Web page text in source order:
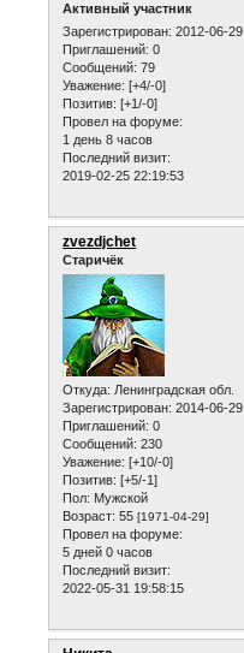
Активный участник
Зарегистрирован: 2012-06-29
Приглашений: 0
Сообщений: 79
Уважение: [+4/-0]
Позитив: [+1/-0]
Провел на форуме:
1 день 8 часов
Последний визит:
2019-02-25 22:19:53
zvezdjchet
Старичёк
Откуда: Ленинградская обл.
Зарегистрирован: 2014-06-29
Приглашений: 0
Сообщений: 230
Уважение: [+10/-0]
Позитив: [+5/-1]
Пол: Мужской
Возраст: 55[1971-04-29]
Провел на форуме:
5 дней 0 часов
Последний визит:
2022-05-31 19:58:15